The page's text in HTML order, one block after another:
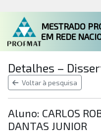
MESTRADO
EM REDE
Detalhes –
Voltar à pesquisa
Aluno: CARLOS
DANTAS JUNIOR